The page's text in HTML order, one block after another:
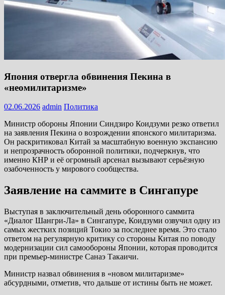
Япония отвергла обвинения Пекина в
«неомилитаризме»
02.06.2026 admin Политика
Министр обороны Японии Синдзиро Коидзуми резко ответил
на заявления Пекина о возрождении японского милитаризма.
Он раскритиковал Китай за масштабную военную экспансию
и непрозрачность оборонной политики, подчеркнув, что
именно КНР и её огромный арсенал вызывают серьёзную
озабоченность у мирового сообщества.
Заявление на саммите в Сингапуре
Выступая в заключительный день оборонного саммита
«Диалог Шангри-Ла» в Сингапуре, Коидзуми озвучил одну из
самых жестких позиций Токио за последнее время. Это стало
ответом на регулярную критику со стороны Китая по поводу
модернизации сил самообороны Японии, которая проводится
при премьер-министре Санаэ Такаичи.
Министр назвал обвинения в «новом милитаризме»
абсурдными, отметив, что дальше от истины быть не может.